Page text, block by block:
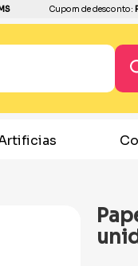
Cupom de desconto: